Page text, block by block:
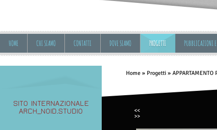
HOME CHI SIAMO CONTATTI DOVE SIAMO PROGETTI PUBBLICAZIONI E
Home » Progetti » APPARTAMENTO
<<
>>
SITO INTERNAZIONALE
ARCH_NOID.STUDIO